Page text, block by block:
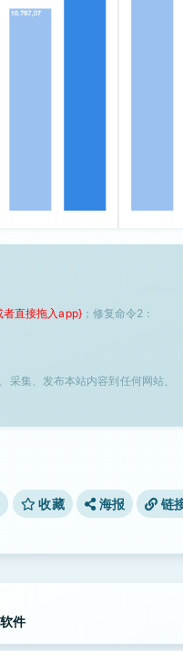
直接拖入app}；修复命令2：
集、发布本站内容到任何网站、
收藏 海报 链
件